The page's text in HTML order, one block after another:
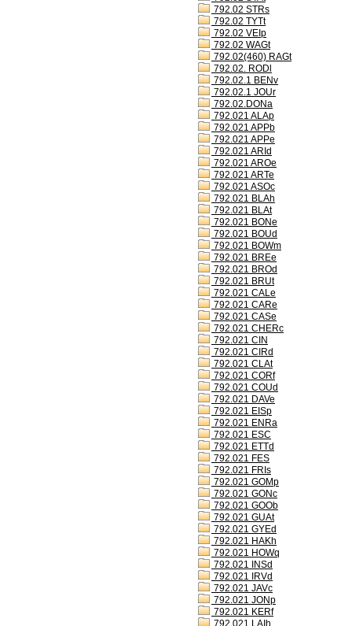
792.02 STRs
792.02 TYTt
792.02 VEIp
792.02 WAGt
792.02(460) RAGt
792.02. RODl
792.02.1 BENv
792.02.1 JOUr
792.02.DONa
792.021 ALAp
792.021 APPb
792.021 APPe
792.021 ARId
792.021 AROe
792.021 ARTe
792.021 ASOc
792.021 BLAh
792.021 BLAt
792.021 BONe
792.021 BOUd
792.021 BOWm
792.021 BREe
792.021 BROd
792.021 BRUt
792.021 CALe
792.021 CARe
792.021 CASe
792.021 CHERc
792.021 CIN
792.021 CIRd
792.021 CLAt
792.021 CORf
792.021 COUd
792.021 DAVe
792.021 EISp
792.021 ENRa
792.021 ESC
792.021 ETTd
792.021 FES
792.021 FRIs
792.021 GOMp
792.021 GONc
792.021 GOOb
792.021 GUAt
792.021 GYEd
792.021 HAKh
792.021 HOWq
792.021 INSd
792.021 IRVd
792.021 JAVc
792.021 JONp
792.021 KERf
792.021 LAIh